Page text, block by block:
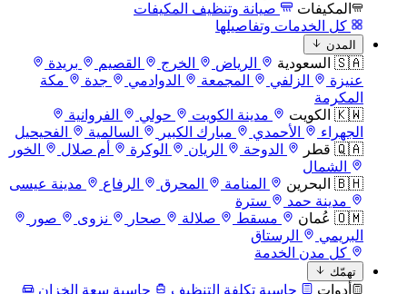
المكيفات
صيانة وتنظيف المكيفات
كل الخدمات وتفاصيلها
المدن
🇸🇦 السعودية الرياض الخرج القصيم
بريدة
عنيزة
الزلفي المجمعة الدوادمي جدة
مكة
المكرمة
🇰🇼 الكويت
مدينة الكويت حولي
الفروانية
الجهراء
الأحمدي مبارك الكبير السالمية
الفحيحيل
🇶🇦 قطر
الدوحة الريان الوكرة أم صلال
الخور
الشمال
🇧🇭 البحرين
المنامة المحرق الرفاع
مدينة عيسى
مدينة حمد
سترة
🇴🇲 عُمان
مسقط صلالة صحار نزوى
صور
البريمي
الرستاق
كل مدن الخدمة
تهمّك
أدوات حاسبة تكلفة التنظيف
حاسبة سعة الخزان